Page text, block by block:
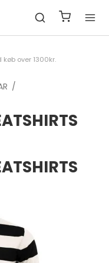
over 1300kr.
/